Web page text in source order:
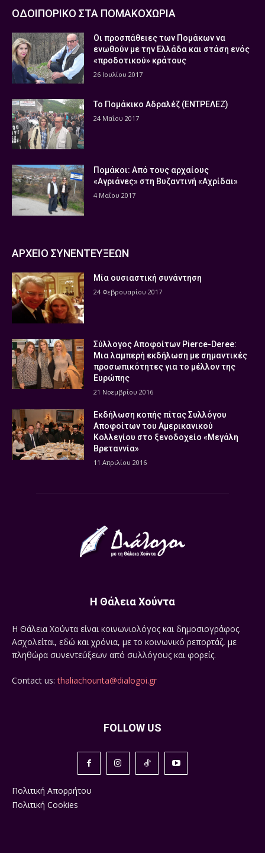
ΟΔΟΙΠΟΡΙΚΟ ΣΤΑ ΠΟΜΑΚΟΧΩΡΙΑ
Οι προσπάθειες των Πομάκων να
ενωθούν με την Ελλάδα και στάση ενός
«προδοτικού» κράτους
26 Ιουλίου 2017
Το Πομάκικο Αδραλέζ (ΕΝΤΡΕΛΕΖ)
24 Μαΐου 2017
Πομάκοι: Από τους αρχαίους
«Αγριάνες» στη Βυζαντινή «Αχρίδαι»
4 Μαΐου 2017
ΑΡΧΕΙΟ ΣΥΝΕΝΤΕΥΞΕΩΝ
Μία ουσιαστική συνάντηση
24 Φεβρουαρίου 2017
Σύλλογος Αποφοίτων Pierce-Deree:
Μια λαμπερή εκδήλωση με σημαντικές
προσωπικότητες για το μέλλον της
Ευρώπης
21 Νοεμβρίου 2016
Εκδήλωση κοπής πίτας Συλλόγου
Αποφοίτων του Αμερικανικού
Κολλεγίου στο ξενοδοχείο «Μεγάλη
Βρεταννία»
11 Απριλίου 2016
Η Θάλεια Χούντα
Η Θάλεια Χούντα είναι κοινωνιολόγος και δημοσιογράφος.
Ασχολείται, εδώ και χρόνια, με το κοινωνικό ρεπορτάζ, με
πληθώρα συνεντεύξεων από συλλόγους και φορείς.
Contact us:thaliachounta@dialogoi.gr
FOLLOW US
Πολιτική Απορρήτου
Πολιτική Cookies